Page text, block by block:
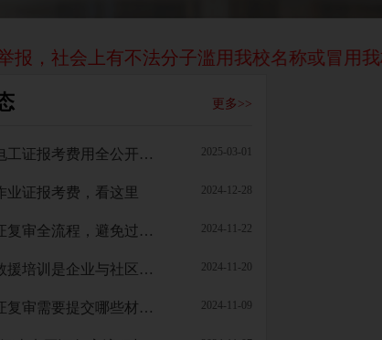
上有不法分子滥用我校名称或冒用我校工
更多>>
河南高压电工证报考费用全公开！考个证到底要花多少钱？ 2025-03-01
业证报考费，看这里 2024-12-28
河南焊工证复审全流程，避免过期失效 2024-11-22
为何应急救援培训是企业与社区的安全保障？ 2024-11-20
高空作业证复审需要提交哪些材料？ 2024-11-09